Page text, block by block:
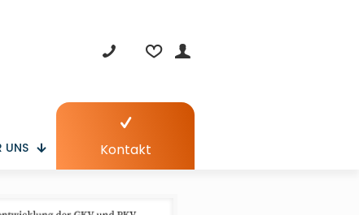
UNS Kontakt